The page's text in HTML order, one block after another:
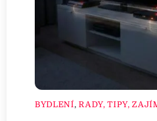
BYDLENÍ,RADY, TIPY,